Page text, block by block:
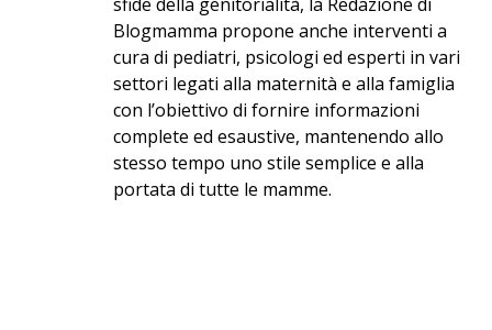
Blogmamma propone anche interventi a
cura di pediatri, psicologi ed esperti in vari
settori legati alla maternità e alla famiglia
con l’obiettivo di fornire informazioni
complete ed esaustive, mantenendo allo
stesso tempo uno stile semplice e alla
portata di tutte le mamme.